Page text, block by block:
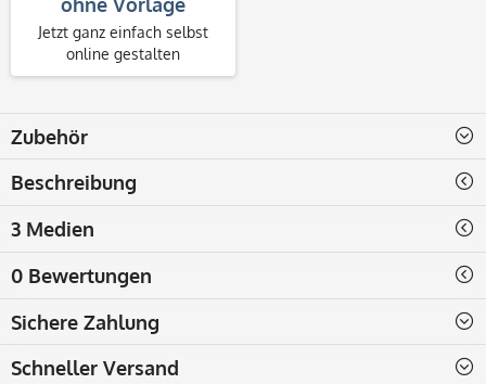
Jetzt ganz einfach selbst
online gestalten
Zubehör
Beschreibung
3 Medien
0 Bewertungen
Sichere Zahlung
Schneller Versand